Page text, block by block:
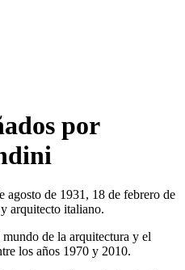
por
de 1931, 18 de febrero de
arquitecto italiano.
de la arquitectura y el
los años 1970 y 2010.